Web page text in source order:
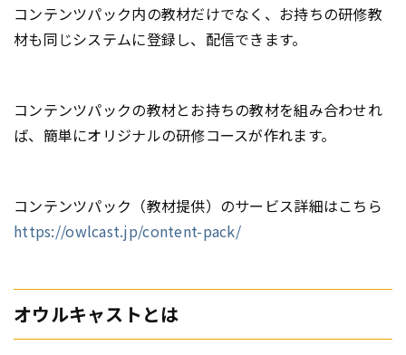
コンテンツパック内の教材だけでなく、お持ちの研修教
材も同じシステムに登録し、配信できます。
コンテンツパックの教材とお持ちの教材を組み合わせれ
ば、簡単にオリジナルの研修コースが作れます。
コンテンツパック（教材提供）のサービス詳細はこちら
https://owlcast.jp/content-pack/
オウルキャストとは